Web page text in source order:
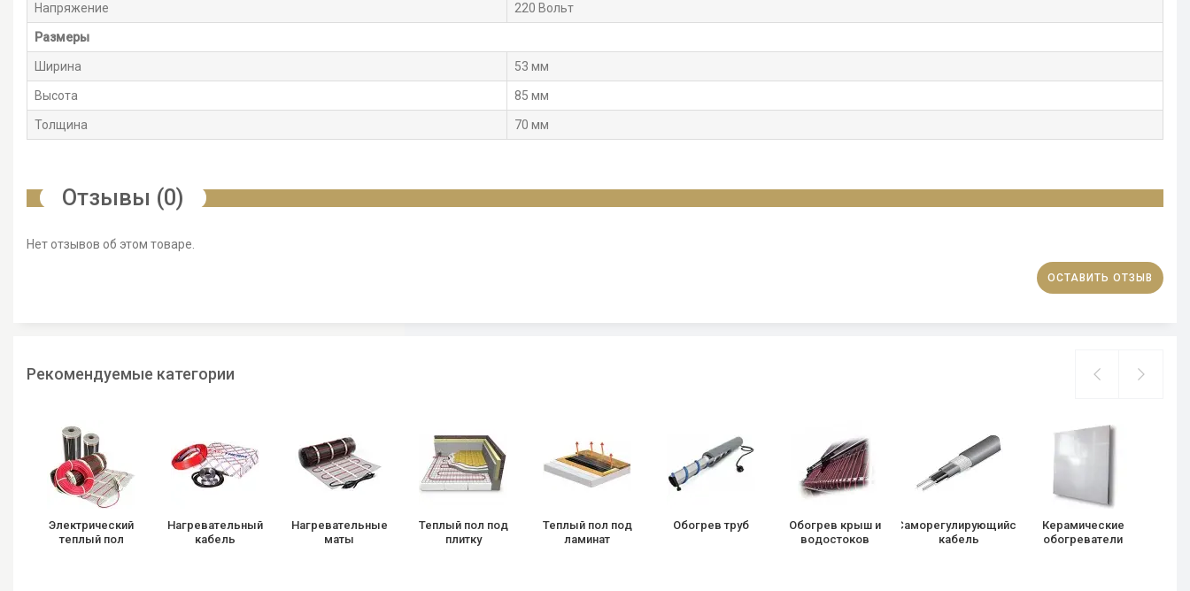
Напряжение 220 Вольт
Размеры
Ширина 53 мм
Высота 85 мм
Толщина 70 мм
Отзывы (0)
Нет отзывов об этом товаре.
ОСТАВИТЬ ОТЗЫВ
Рекомендуемые категории
Электрический
теплый пол
Нагревательный
кабель
Нагревательные
маты
Теплый пол под
плитку
Теплый пол под
ламинат
Обогрев труб
Обогрев крыш и
водостоков
Саморегулирующийся
кабель
Керамические
обогреватели